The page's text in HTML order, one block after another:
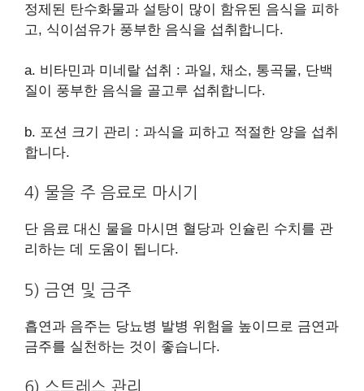
정제된 탄수화물과 설탕이 많이 함유된 음식을 피하
고, 식이섬유가 풍부한 음식을 섭취합니다.
a. 비타민과 미네랄 섭취 : 과일, 채소, 통곡물, 단백
질이 풍부한 음식을 골고루 섭취합니다.
b. 포션 크기 관리 : 과식을 피하고 적절한 양을 섭취
합니다.
4) 물을 주 음료로 마시기
단 음료 대신 물을 마시면 혈당과 인슐린 수치를 관
리하는 데 도움이 됩니다.
5) 금연 및 금주
흡연과 음주는 당뇨병 발병 위험을 높이므로 금연과
금주를 실천하는 것이 좋습니다.
6) 스트레스 관리